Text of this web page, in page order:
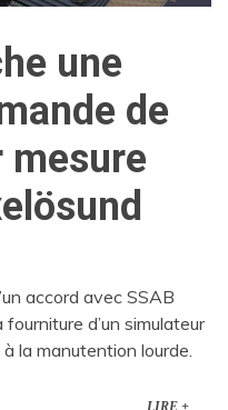
une
de
accord avec SSAB
d’un simulateur
la manutention lourde.